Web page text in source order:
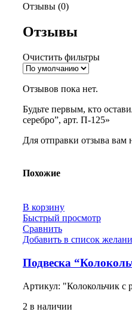
Отзывы (0)
Отзывы
Очистить фильтры
Отзывов пока нет.
Будьте первым, кто
серебро”, арт. П-125»
Для отправки отзыва вам
Похожие
В корзину
Быстрый просмотр
Сравнить
Добавить в список
Подвеска
Артикул: "Колокольчик с
2 в наличии